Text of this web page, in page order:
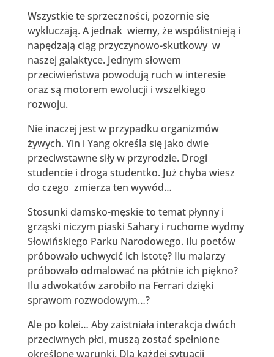
Wszystkie te sprzeczności, pozornie się
wykluczają. A jednak wiemy, że współistnieją i
napędzają ciąg przyczynowo-skutkowy w
naszej galaktyce. Jednym słowem
przeciwieństwa powodują ruch w interesie
oraz są motorem ewolucji i wszelkiego
rozwoju.
Nie inaczej jest w przypadku organizmów
żywych. Yin i Yang określa się jako dwie
przeciwstawne siły w przyrodzie. Drogi
studencie i droga studentko. Już chyba wiesz
do czego zmierza ten wywód…
Stosunki damsko-męskie to temat płynny i
grząski niczym piaski Sahary i ruchome wydmy
Słowińskiego Parku Narodowego. Ilu poetów
próbowało uchwycić ich istotę? Ilu malarzy
próbowało odmalować na płótnie ich piękno?
Ilu adwokatów zarobiło na Ferrari dzięki
sprawom rozwodowym…?
Ale po kolei… Aby zaistniała interakcja dwóch
przeciwnych płci, muszą zostać spełnione
określone warunki. Dla każdej sytuacji